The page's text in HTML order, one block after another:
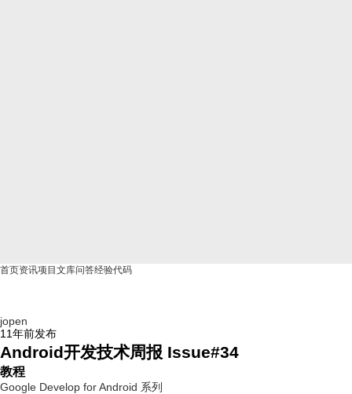
首页资讯项目 文库问答经验代码
jopen
11年前发布
Android开发技术周报 Issue#34
教程
Google Develop for Android 系列